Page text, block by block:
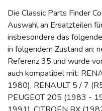
Die Classic Parts Finder
Auswahl an Ersatzteilen
insbesondere das
in folgendem Zustand an:
Referenz 35 und wurde
auch kompatibel mit:
1980), RENAULT 5 / 7
PEUGEOT 205 (1983 -